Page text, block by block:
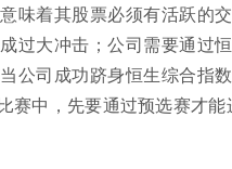
味着其股票必须有活跃的
过大冲击；公司需要通过
公司成功跻身恒生综合指
中，先要通过预选赛才能